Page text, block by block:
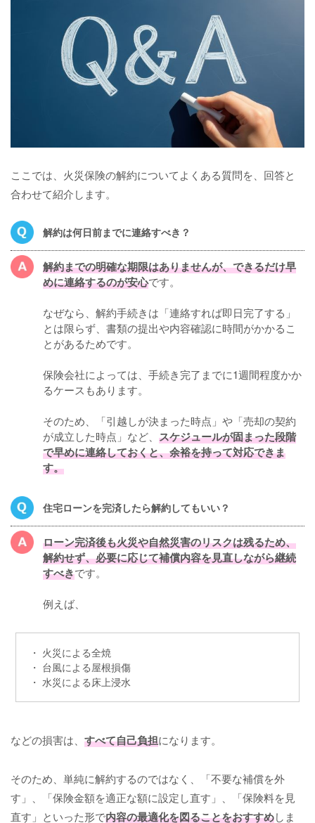
ここでは、火災保険の解約についてよくある質問を、回答と
合わせて紹介します。
解約は何日前までに連絡すべき？
解約までの明確な期限はありませんが、できるだけ早
めに連絡するのが安心です。
なぜなら、解約手続きは「連絡すれば即日完了する」
とは限らず、書類の提出や内容確認に時間がかかるこ
とがあるためです。
保険会社によっては、手続き完了までに1週間程度かか
るケースもあります。
そのため、「引越しが決まった時点」や「売却の契約
が成立した時点」など、 スケジュールが固まった段階
で早めに連絡しておくと、余裕を持って対応できま
す。
住宅ローンを完済したら解約してもいい？
ローン完済後も火災や自然災害のリスクは残るため、
解約せず、必要に応じて補償内容を見直しながら継続
すべきです。
例えば、
・ 火災による全焼
・ 台風による屋根損傷
・ 水災による床上浸水
などの損害は、 すべて自己負担になります。
そのため、単純に解約するのではなく、「不要な補償を外
す」、「保険金額を適正な額に設定し直す」、「保険料を見
直す」といった形で内容の最適化を図ることをおすすめしま